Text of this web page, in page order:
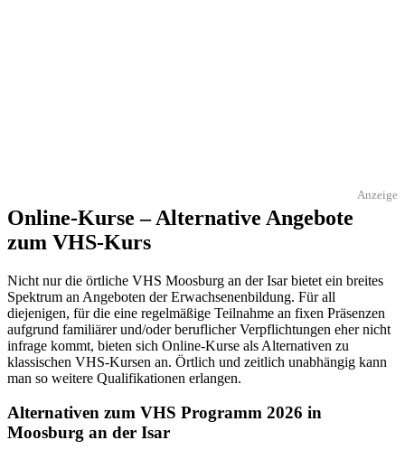
Anzeige
Online-Kurse – Alternative Angebote
zum VHS-Kurs
Nicht nur die örtliche VHS Moosburg an der Isar bietet ein breites
Spektrum an Angeboten der Erwachsenenbildung. Für all
diejenigen, für die eine regelmäßige Teilnahme an fixen Präsenzen
aufgrund familiärer und/oder beruflicher Verpflichtungen eher nicht
infrage kommt, bieten sich Online-Kurse als Alternativen zu
klassischen VHS-Kursen an. Örtlich und zeitlich unabhängig kann
man so weitere Qualifikationen erlangen.
Alternativen zum VHS Programm 2026 in
Moosburg an der Isar